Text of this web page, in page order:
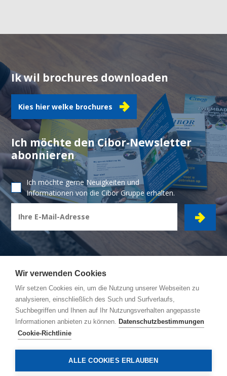
Ik wil brochures downloaden
Kies hier welke brochures
Ich möchte den Cibor-Newsletter
abonnieren
Ich möchte gerne Neuigkeiten und
Informationen von die Cibor Gruppe erhalten.
CIBOR GRUPPE- Ambachtsstraat 7 - 2450 Meerhout
Reiseroute
Allgemeine Bedingungen
Datenschutzbestimmungen
Cookie-Richtlinie
© Copyright 2026, Cibor
Wir verwenden Cookies
Wir setzen Cookies ein, um die Nutzung unserer Webseiten zu
analysieren, einschließlich des Such und Surfverlaufs,
Suchbegriffen und Ihnen auf Ihr Nutzungsverhalten angepasste
Informationen anbieten zu können. Datenschutzbestimmungen
Cookie-Richtlinie
ALLE COOKIES ERLAUBEN